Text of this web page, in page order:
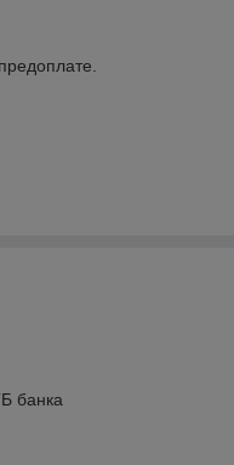
банка